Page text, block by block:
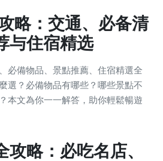
略：交通、必备清
与住宿精选
必備物品、景點推薦、住宿精選全
選？必備物品有哪些？哪些景點不
本文為你一一解答，助你輕鬆暢遊
攻略：必吃名店、